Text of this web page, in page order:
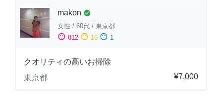
makon check_circle
女性 / 60代 / 東京都
sentiment_satisfied 812 sentiment_neutral 16 sentiment_dissatisfied 1
クオリティの高いお掃除
東京都
¥7,000